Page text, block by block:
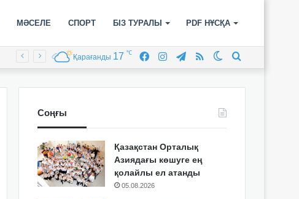
МӘСЕЛЕ СПОРТ БІЗ ТУРАЛЫ PDF НҰСҚА
Switch
RSS
Telegram
Instagram
Facebook
Қарағанды 17 ℃
Соңғы
Қазақстан Орталық
Азиядағы көшуге ең
қолайлы ел атанды
05.08.2026